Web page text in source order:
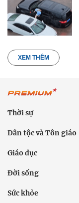
XEM THÊM
Thời sự
Dân tộc và Tôn giáo
Giáo dục
Đời sống
Sức khỏe